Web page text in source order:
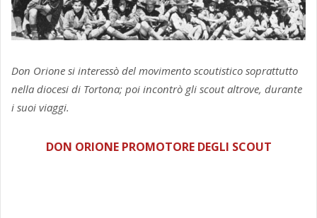
Don Orione si interessò del movimento scoutistico soprattutto
nella diocesi di Tortona; poi incontrò gli scout altrove, durante
i suoi viaggi.
DON ORIONE PROMOTORE DEGLI SCOUT